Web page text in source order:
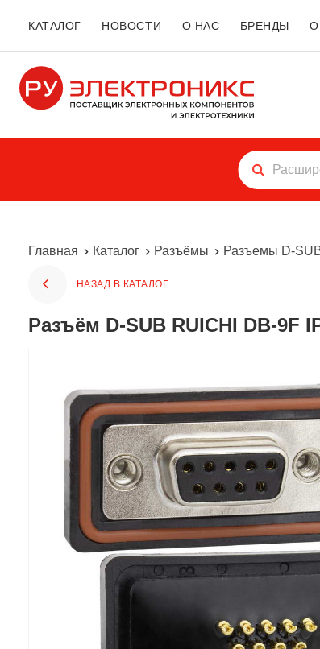
КАТАЛОГ НОВОСТИ О НАС БРЕНДЫ
Главная Каталог Разъёмы Разъемы D-
НАЗАД В КАТАЛОГ
Разъём D-SUB RUICHI DB-9F